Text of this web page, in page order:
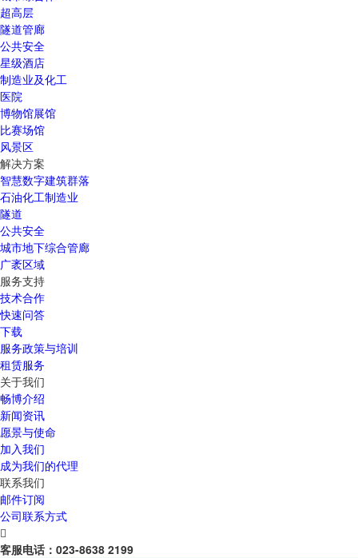
超高层
隧道管廊
公共安全
星级酒店
制造业及化工
医院
博物馆展馆
比赛场馆
风景区
解决方案
智慧数字建筑群落
石油化工制造业
隧道
公共安全
城市地下综合管廊
广袤区域
服务支持
技术合作
快速问答
下载
服务政策与培训
租赁服务
关于我们
畅博介绍
新闻资讯
愿景与使命
加入我们
成为我们的代理
联系我们
邮件订阅
公司联系方式

客服电话： 023-8638 2199